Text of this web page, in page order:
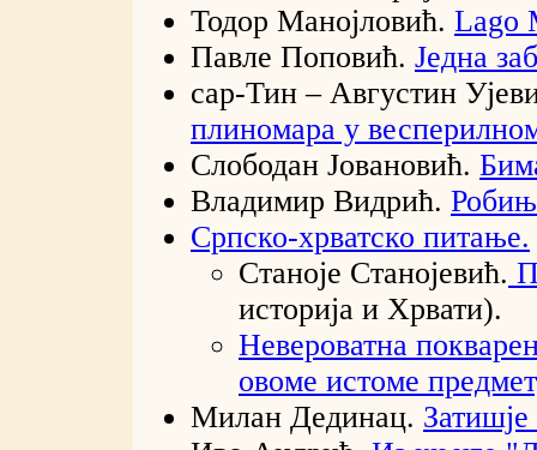
Тодор Манојловић. Lago
Павле Поповић. Једна
сар-Тин – Августин
плиномара у
Слободан Јовановић.
Владимир Видрић.
Српско-хрватско питање.
Станоје Станојевић.
историја и Хрвати).
Невероватна
овоме истоме
Милан Дединац.